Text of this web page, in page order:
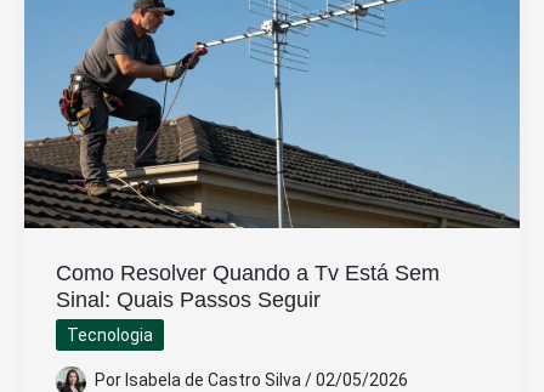
Completo
Dicas
Como Resolver Quando a Tv Está Sem
Sinal: Quais Passos Seguir
Tecnologia
Por Isabela de Castro Silva/02/05/2026